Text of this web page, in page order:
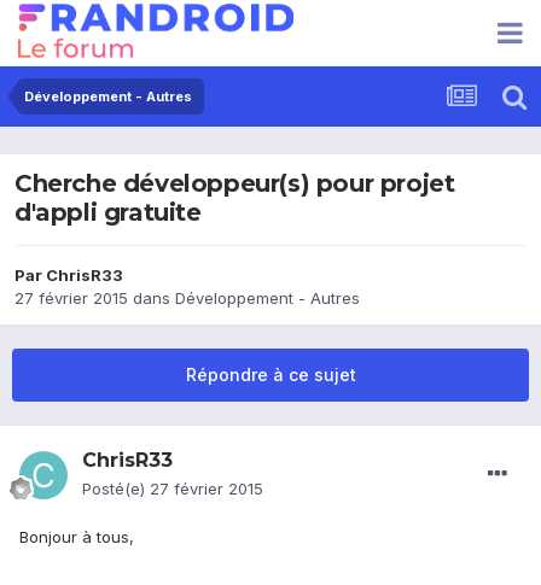
Développement - Autres
Cherche développeur(s) pour projet
d'appli gratuite
Par ChrisR33
27 février 2015 dans Développement - Autres
Répondre à ce sujet
ChrisR33
Posté(e) 27 février 2015
Bonjour à tous,